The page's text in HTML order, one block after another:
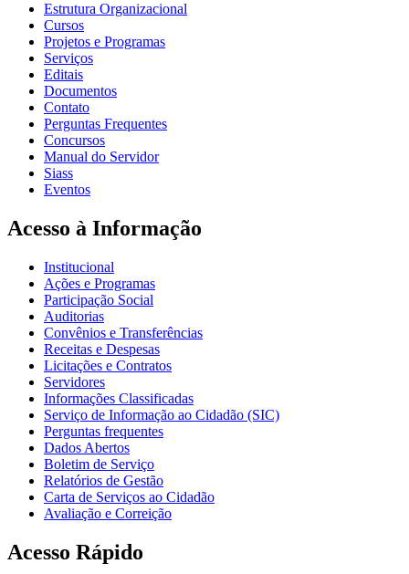
Estrutura Organizacional
Cursos
Projetos e Programas
Serviços
Editais
Documentos
Contato
Perguntas Frequentes
Concursos
Manual do Servidor
Siass
Eventos
Acesso à Informação
Institucional
Ações e Programas
Participação Social
Auditorias
Convênios e Transferências
Receitas e Despesas
Licitações e Contratos
Servidores
Informações Classificadas
Serviço de Informação ao Cidadão (SIC)
Perguntas frequentes
Dados Abertos
Boletim de Serviço
Relatórios de Gestão
Carta de Serviços ao Cidadão
Avaliação e Correição
Acesso Rápido